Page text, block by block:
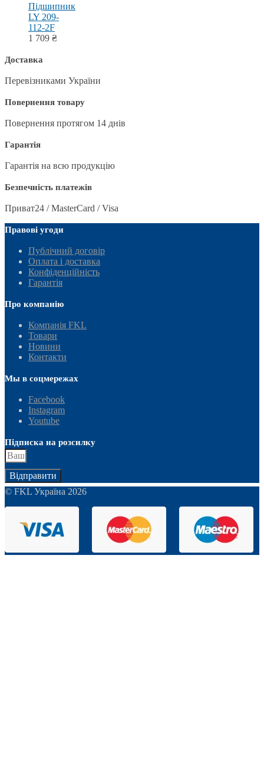
Підшипник
LY 209-
112-2F
1 709 ₴
Доставка
Перевізниками України
Повернення товару
Повернення протягом 14 днів
Гарантія
Гарантія на всю продукцію
Безпечність платежів
Приват24 / MasterCard / Visa
Правові угоди
Публічний договір
Оплата і доставка
Конфіденційність
Гарантія
Про компанію
Компанія FKL
Товари
Новини
Контакти
Мы в соцмережах
Facebook
Instagram
Youtube
Підписка на розсилку
Відправити
© FKL Україна 2026